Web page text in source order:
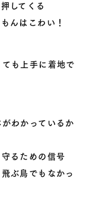
してくる
んはこわい！
も上手に着地で
わかっているか
るための信号
ぶ鳥でもなかっ